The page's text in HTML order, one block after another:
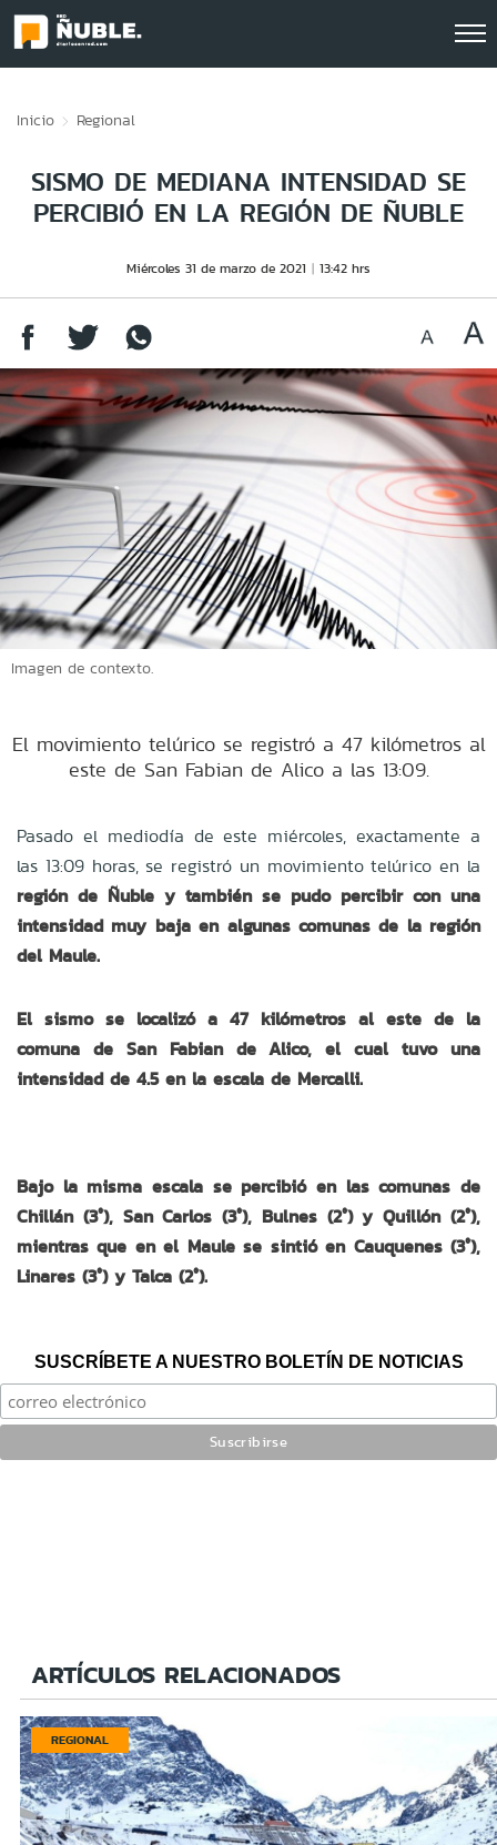
Inicio Regional
SISMO DE MEDIANA INTENSIDAD SE
PERCIBIÓ EN LA REGIÓN DE ÑUBLE
Miércoles 31 de marzo de 2021 13:42 hrs
Imagen de contexto.
El movimiento telúrico se registró a 47 kilómetros al
este de San Fabian de Alico a las 13:09.
Pasado el mediodía de este miércoles, exactamente a
las 13:09 horas, se registró un movimiento telúrico en la
región de Ñuble y también se pudo percibir con una
intensidad muy baja en algunas comunas de la región
del Maule.
El sismo se localizó a 47 kilómetros al este de la
comuna de San Fabian de Alico, el cual tuvo una
intensidad de 4.5 en la escala de Mercalli.
Bajo la misma escala se percibió en las comunas de
Chillán (3°), San Carlos (3°), Bulnes (2°) y Quillón (2°),
mientras que en el Maule se sintió en Cauquenes (3°),
Linares (3°) y Talca (2°).
SUSCRÍBETE A NUESTRO BOLETÍN DE NOTICIAS
ARTÍCULOS RELACIONADOS
REGIONAL